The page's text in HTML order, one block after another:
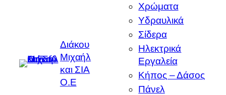
Διάκου
Μιχαήλ
και ΣΙΑ
Ο.Ε
Χρώματα
Υδραυλικά
Σίδερα
Ηλεκτρικά
Εργαλεία
Κήπος – Δάσος
Πάνελ